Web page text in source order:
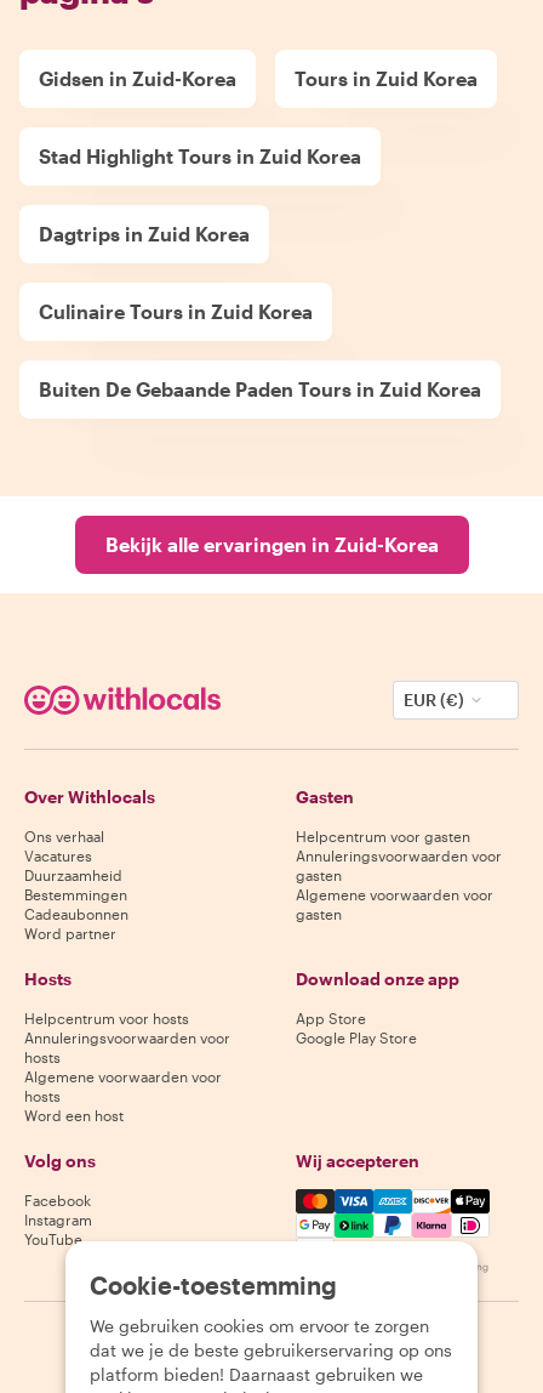
Gidsen in Zuid-Korea Tours in Zuid Korea
Stad Highlight Tours in Zuid Korea
Dagtrips in Zuid Korea
Culinaire Tours in Zuid Korea
Buiten De Gebaande Paden Tours in Zuid Korea
Bekijk alle ervaringen in Zuid-Korea
EUR (€)
Over Withlocals
Ons verhaal
Vacatures
Duurzaamheid
Bestemmingen
Cadeaubonnen
Word partner
Gasten
Helpcentrum voor gasten
Annuleringsvoorwaarden voor
gasten
Algemene voorwaarden voor
gasten
Hosts
Helpcentrum voor hosts
Annuleringsvoorwaarden voor
hosts
Algemene voorwaarden voor
hosts
Word een host
Download onze app
App Store
Google Play Store
Volg ons
Facebook
Instagram
YouTube
Wij accepteren
Mastercard, Visa, Amex,
Beschikbaarheid varieert per bestemming
2026 Withlocals.com Privacybeleid Cookies
Cookie-toestemming
We gebruiken cookies om ervoor te zorgen
dat we je de beste gebruikerservaring op ons
platform bieden! Daarnaast gebruiken we